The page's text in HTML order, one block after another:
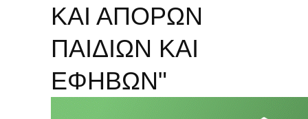
ΚΑΙ ΑΠΟΡΩΝ
ΠΑΙΔΙΩΝ ΚΑΙ
ΕΦΗΒΩΝ"